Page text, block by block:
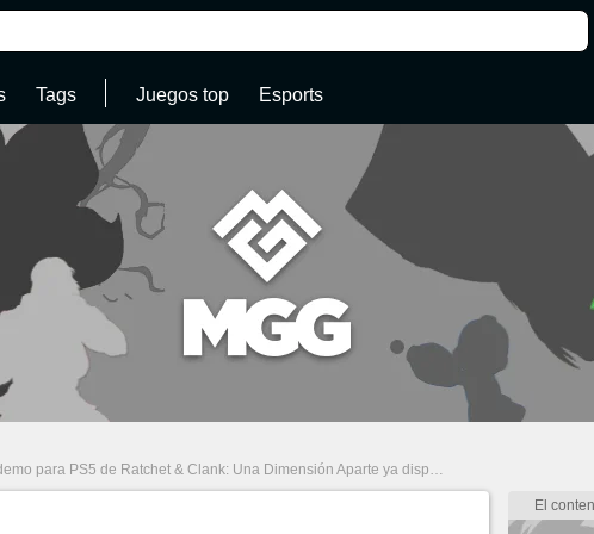
Tags Juegos top Esports
para PS5 de Ratchet & Clank: Una Dimensión Aparte ya disponible en castellano